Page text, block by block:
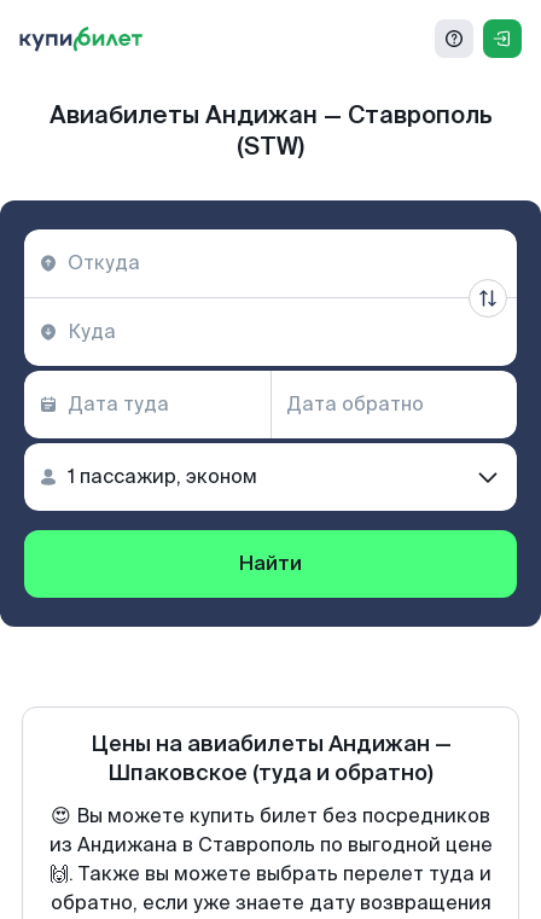
Авиабилеты Андижан — Ставрополь
(STW)
Найти
Цены на авиабилеты Андижан —
Шпаковское (туда и обратно)
😍 Вы можете купить билет без посредников
из Андижана в Ставрополь по выгодной цене
🙌. Также вы можете выбрать перелет туда и
обратно, если уже знаете дату возвращения